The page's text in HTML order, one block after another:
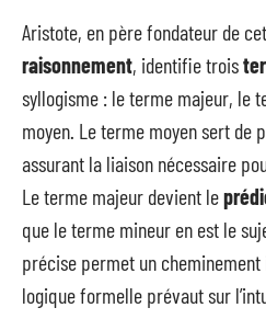
Aristote, en père fondateur de
raisonnement, identifie trois
syllogisme : le terme majeur, le
moyen. Le terme moyen sert de
assurant la liaison nécessaire
Le terme majeur devient le
que le terme mineur en est le
précise permet un
logique formelle prévaut sur